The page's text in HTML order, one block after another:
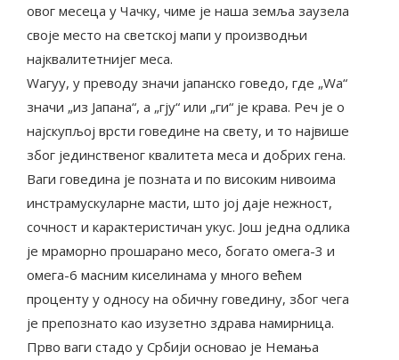
овог месеца у Чачку, чиме је наша земља заузела
своје место на светској мапи у производњи
најквалитетнијег меса.
Wагyу, у преводу значи јапанско говедо, где „Wа“
значи „из Јапана“, а „гју“ или „ги“ је крава. Реч је о
најскупљој врсти говедине на свету, и то највише
због јединственог квалитета меса и добрих гена.
Ваги говедина је позната и по високим нивоима
инстрамускуларне масти, што јој даје нежност,
сочност и карактеристичан укус. Још једна одлика
је мраморно прошарано месо, богато омега-3 и
омега-6 масним киселинама у много већем
проценту у односу на обичну говедину, због чега
је препознато као изузетно здрава намирница.
Прво ваги стадо у Србији основао је Немања